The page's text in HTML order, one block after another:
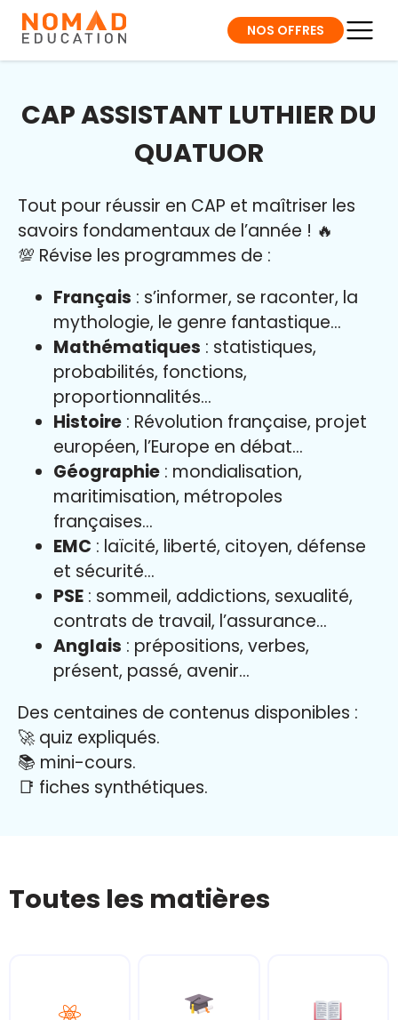
NOS OFFRES
CAP ASSISTANT LUTHIER DU
QUATUOR
Tout pour réussir en CAP et maîtriser les
savoirs fondamentaux de l’année ! 🔥
💯 Révise les programmes de :
Français : s’informer, se raconter, la
mythologie, le genre fantastique…
Mathématiques : statistiques,
probabilités, fonctions,
proportionnalités…
Histoire : Révolution française, projet
européen, l’Europe en débat…
Géographie : mondialisation,
maritimisation, métropoles
françaises…
EMC : laïcité, liberté, citoyen, défense
et sécurité…
PSE : sommeil, addictions, sexualité,
contrats de travail, l’assurance…
Anglais : prépositions, verbes,
présent, passé, avenir…
Des centaines de contenus disponibles :
🚀 quiz expliqués.
📚 mini-cours.
📑 fiches synthétiques.
Toutes les matières